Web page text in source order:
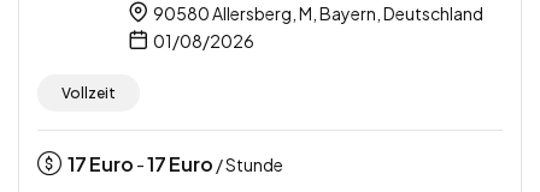
90580 Allersberg, M, Bayern, Deutschland
01/08/2026
Vollzeit
17Euro -17Euro / Stunde